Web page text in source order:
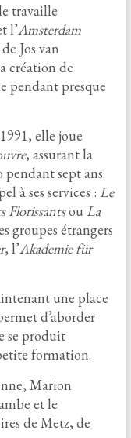
travaille
l’Amsterdam
Jos van
création de
pendant presque
elle joue
, assurant la
sept ans.
à ses services : Le
Florissantsou La
groupes étrangers
, l’Akademie für
une place
d’aborder
se produit
formation.
Marion
et le
de Metz, de